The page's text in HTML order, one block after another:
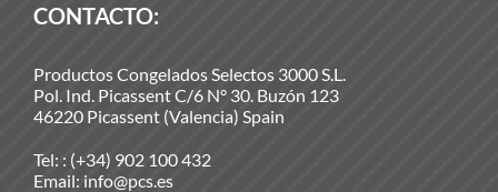
CONTACTO:
Productos Congelados Selectos 3000 S.L.
Pol. Ind. Picassent C/6 N° 30. Buzón 123
46220 Picassent (Valencia) Spain
Tel: : (+34) 902 100 432
Email: info@pcs.es